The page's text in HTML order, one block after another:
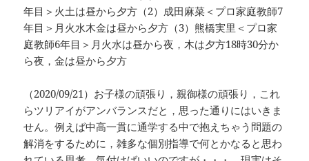
年目＞火土は昼から夕方（2）成田麻菜＜プロ家庭教師7
年目＞月火水木金は昼から夕方（3）熊橋実里＜プロ家
庭教師6年目＞月火水は昼から夜，木は夕方18時30分か
ら夜，金は昼から夕方
（2020/09/21）お子様の頑張り，親御様の頑張り，これ
らツリアイがアンバランスだと，思った通りにはいきま
せん。例えば中高一貫に通学する中で抱えちゃう問題の
解消をするために，雑多な個別指導で何とかなると思わ